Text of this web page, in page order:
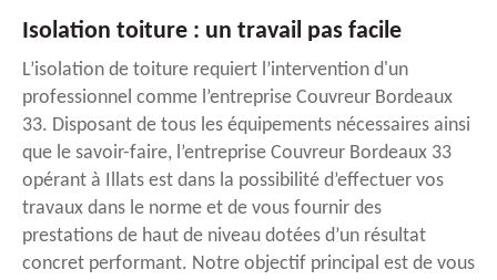
Isolation toiture : un travail pas facile
L’isolation de toiture requiert l’intervention d'un
professionnel comme l’entreprise Couvreur Bordeaux
33. Disposant de tous les équipements nécessaires ainsi
que le savoir-faire, l’entreprise Couvreur Bordeaux 33
opérant à Illats est dans la possibilité d’effectuer vos
travaux dans le norme et de vous fournir des
prestations de haut de niveau dotées d’un résultat
concret performant. Notre objectif principal est de vous